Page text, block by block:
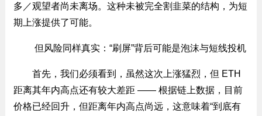
多／观望者尚未离场。这种未被完全割韭菜的结构，为短
期上涨提供了可能。
但风险同样真实：“刷屏”背后可能是泡沫与短线投机
首先，我们必须看到，虽然这次上涨猛烈，但 ETH
距离其年内高点还有较大差距 —— 根据链上数据，目前
价格已经回升，但距离年内高点尚远，这意味着“到底有